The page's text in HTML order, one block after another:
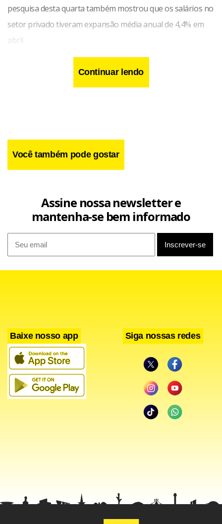
pesquisa desta quarta também mostrou que os salários no
setor privado tiveram expansão média anual de 4,4% em
abril.
Estadão Conteúdo.
Continuar lendo
Você também pode gostar
Assine nossa newsletter e
mantenha-se bem informado
Baixe nosso app Siga nossas redes